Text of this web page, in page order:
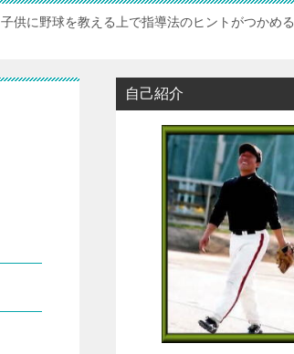
子供に野球を教える上で指導法のヒントがつかめる
自己紹介